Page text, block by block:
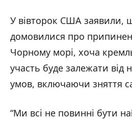
У вівторок США заявили,
домовилися про
Чорному морі, хоча
участь буде залежати від
умов, включаючи зняття
“Ми всі не повинні бути